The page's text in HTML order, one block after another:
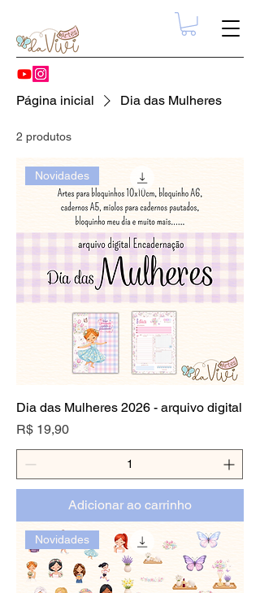
Página inicial Dia das Mulheres
2 produtos
Novidades
Dia das Mulheres 2026 - arquivo digital
Preço
R$ 19,90
Adicionar ao carrinho
Novidades